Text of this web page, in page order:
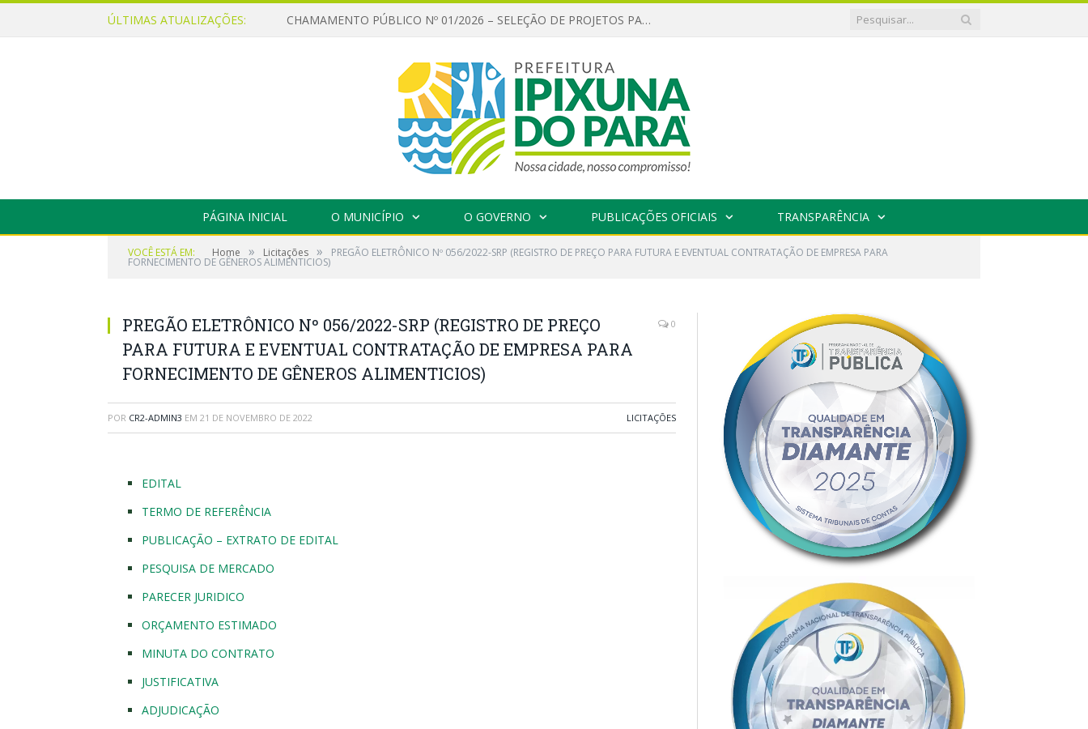
ÚLTIMAS ATUALIZAÇÕES: CHAMAMENTO PÚBLICO Nº 01/2026 – SELEÇÃO DE PROJETOS PARA FIRMAR TERMO DE EXECUÇÃO CULTURAL COM RECURSOS DA POLÍTICA NACIONAL ALDIR BLANC DE FOMENTO À CULTURA – PNAB (LEI Nº 14.399/2022)
PÁGINA INICIAL O MUNICÍPIO O GOVERNO PUBLICAÇÕES OFICIAIS TRANSPARÊNCIA
VOCÊ ESTÁ EM: Home » Licitações » PREGÃO ELETRÔNICO Nº 056/2022-SRP (REGISTRO DE PREÇO PARA FUTURA E EVENTUAL CONTRATAÇÃO DE EMPRESA PARA
FORNECIMENTO DE GÊNEROS ALIMENTICIOS)
PREGÃO ELETRÔNICO Nº 056/2022-SRP (REGISTRO DE PREÇO
PARA FUTURA E EVENTUAL CONTRATAÇÃO DE EMPRESA PARA
FORNECIMENTO DE GÊNEROS ALIMENTICIOS)
0
POR CR2-ADMIN3 EM 21 DE NOVEMBRO DE 2022 LICITAÇÕES
EDITAL
TERMO DE REFERÊNCIA
PUBLICAÇÃO – EXTRATO DE EDITAL
PESQUISA DE MERCADO
PARECER JURIDICO
ORÇAMENTO ESTIMADO
MINUTA DO CONTRATO
JUSTIFICATIVA
ADJUDICAÇÃO